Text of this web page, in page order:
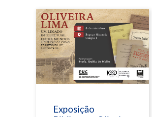
Exposição